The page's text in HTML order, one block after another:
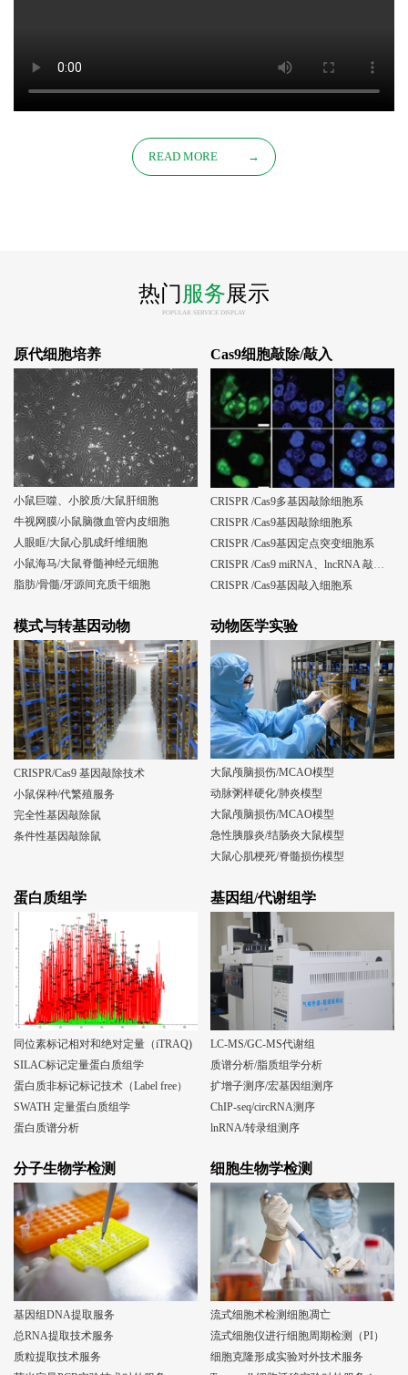
READ MORE →
热门服务展示
POPULAR SERVICE DISPLAY
原代细胞培养
小鼠巨噬、小胶质/大鼠肝细胞
牛视网膜/小鼠脑微血管内皮细胞
人眼眶/大鼠心肌成纤维细胞
小鼠海马/大鼠脊髓神经元细胞
脂肪/骨髓/牙源间充质干细胞
Cas9细胞敲除/敲入
CRISPR /Cas9多基因敲除细胞系
CRISPR /Cas9基因敲除细胞系
CRISPR /Cas9基因定点突变细胞系
CRISPR /Cas9基因敲入细胞系
模式与转基因动物
CRISPR/Cas9 基因敲除技术
小鼠保种/代繁殖服务
完全性基因敲除鼠
条件性基因敲除鼠
动物医学实验
大鼠颅脑损伤/MCAO模型
动脉粥样硬化/肺炎模型
大鼠颅脑损伤/MCAO模型
急性胰腺炎/结肠炎大鼠模型
大鼠心肌梗死/脊髓损伤模型
蛋白质组学
同位素标记相对和绝对定量（iTRAQ)
SILAC标记定量蛋白质组学
蛋白质非标记标记技术（Label free）
SWATH 定量蛋白质组学
蛋白质谱分析
基因组/代谢组学
LC-MS/GC-MS代谢组
质谱分析/脂质组学分析
扩增子测序/宏基因组测序
ChIP-seq/circRNA测序
lnRNA/转录组测序
分子生物学检测
基因组DNA提取服务
总RNA提取技术服务
质粒提取技术服务
细胞生物学检测
流式细胞术检测细胞凋亡
流式细胞仪进行细胞周期检测（PI）
细胞克隆形成实验对外技术服务